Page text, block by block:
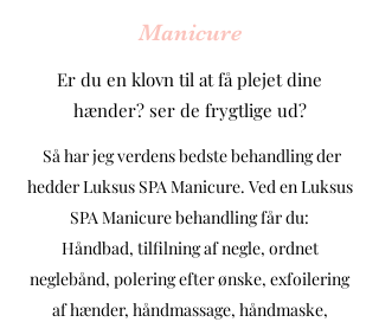
Manicure
Er du en klovn til at få plejet dine
hænder? ser de frygtlige ud?
Så har jeg verdens bedste behandling der
hedder Luksus SPA Manicure. Ved en Luksus
SPA Manicure behandling får du:
Håndbad, tilfilning af negle, ordnet
neglebånd, polering efter ønske, exfoilering
af hænder, håndmassage, håndmaske,